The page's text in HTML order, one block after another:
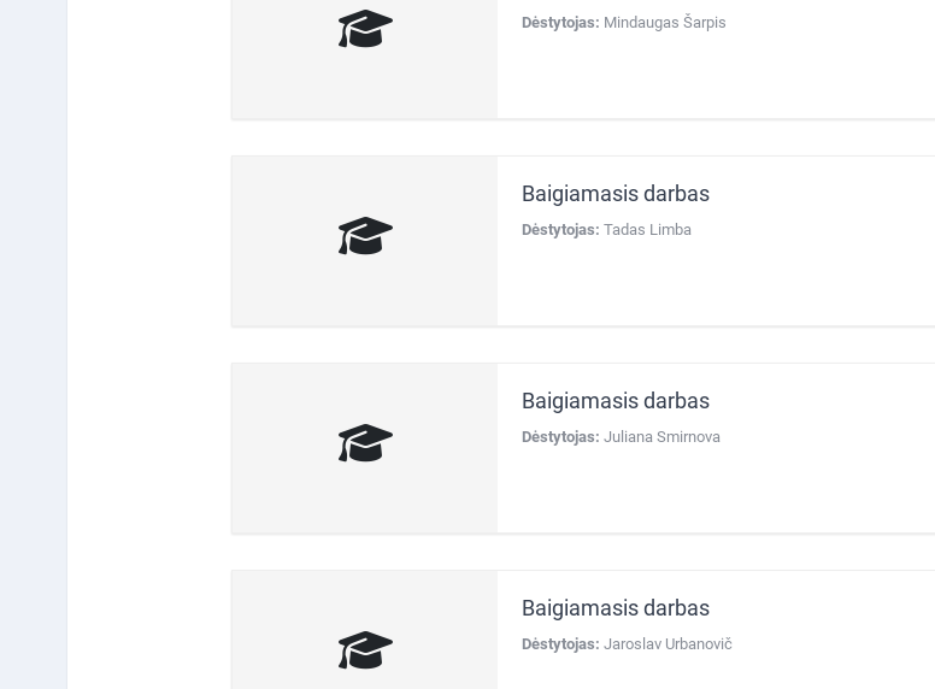
Dėstytojas: Mindaugas Šarpis
Baigiamasis darbas
Dėstytojas: Tadas Limba
Baigiamasis darbas
Dėstytojas: Juliana Smirnova
Baigiamasis darbas
Dėstytojas: Jaroslav Urbanovič